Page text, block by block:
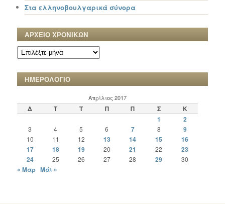
Στα ελληνοβουλγαρικά σύνορα
ΑΡΧΕΙΟ ΧΡΟΝΙΚΩΝ
ΑΡΧΕΙΟ
ΧΡΟΝΙΚΩΝ
ΗΜΕΡΟΛΟΓΙΟ
Απρίλιος 2017
Δ Τ Τ Π Π Σ
Κ
1
2
3 4 5 6 7 8 9
10 11 12 13 14 15
16
17
18 19 20 21 22
23
24
25 26 27 28 29 30
« Μαρ Μάι »